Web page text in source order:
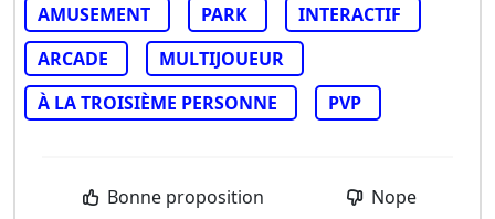
AMUSEMENT
PARK
INTERACTIF
ARCADE
MULTIJOUEUR
À LA TROISIÈME PERSONNE
PVP
Bonne proposition Nope